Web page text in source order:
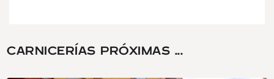
CARNICERÍAS PRÓXIMAS ...